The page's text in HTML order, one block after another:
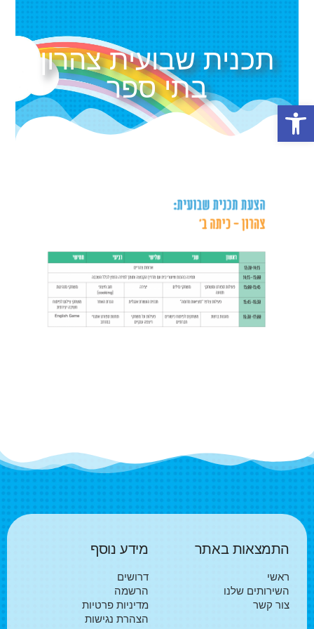
תכנית שבועית צהרון
בתי ספר
התמצאות באתר
ראשי
השירותים שלנו
צור קשר
מידע נוסף
דרושים
הרשמה
מדיניות פרטיות
הצהרת נגישות
פתח סרגל נגישות